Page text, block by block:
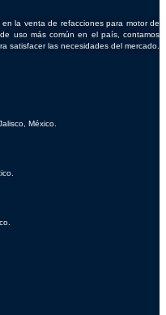
la venta de refacciones para motor de
uso más común en el país, contamos
satisfacer las necesidades del mercado.
México.